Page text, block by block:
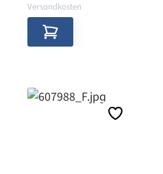
Versandkosten